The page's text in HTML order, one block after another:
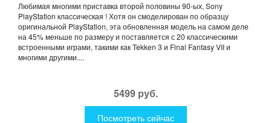
Любимая многими приставка второй половины 90-ых, Sony
PlayStation классическая ! Хотя он смоделирован по образцу
оригинальной PlayStation, эта обновленная модель на самом деле
на 45% меньше по размеру и поставляется с 20 классическими
встроенными играми, такими как Tekken 3 и Final Fantasy VII и
многими другими....
5499 руб.
Посмотреть сейчас